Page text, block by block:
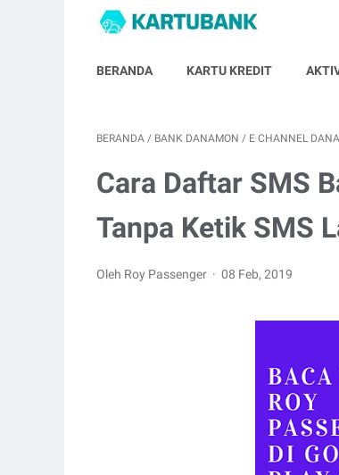
BERANDA KARTU KREDIT
BERANDA / BANK DANAMON / E CHANNEL
Cara Daftar SMS
Tanpa Ketik SMS
Oleh Roy Passenger 08 Feb, 2019